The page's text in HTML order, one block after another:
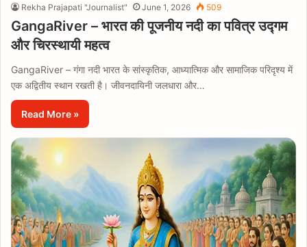
Rekha Prajapati "Journalist" June 1, 2026 509
GangaRiver – भारत की पूजनीय नदी का पवित्र उद्गम
और चिरस्थायी महत्व
GangaRiver – गंगा नदी भारत के सांस्कृतिक, आध्यात्मिक और सामाजिक परिदृश्य में
एक अद्वितीय स्थान रखती है। जीवनदायिनी जलधारा और…
Read More »